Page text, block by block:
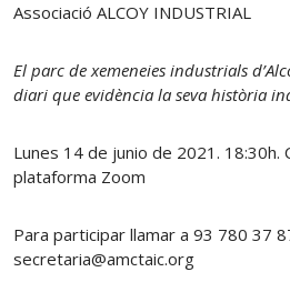
Associació ALCOY INDUSTRIAL
El parc de xemeneies industrials
diari que evidència la seva història
Lunes 14 de junio de 2021. 18:30h.
plataforma Zoom
Para participar llamar a 93 780 37
secretaria@amctaic.org